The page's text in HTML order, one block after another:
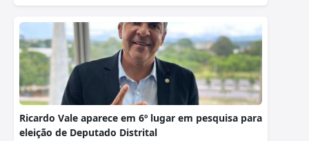
Ricardo Vale aparece em 6º lugar em pesquisa para
eleição de Deputado Distrital